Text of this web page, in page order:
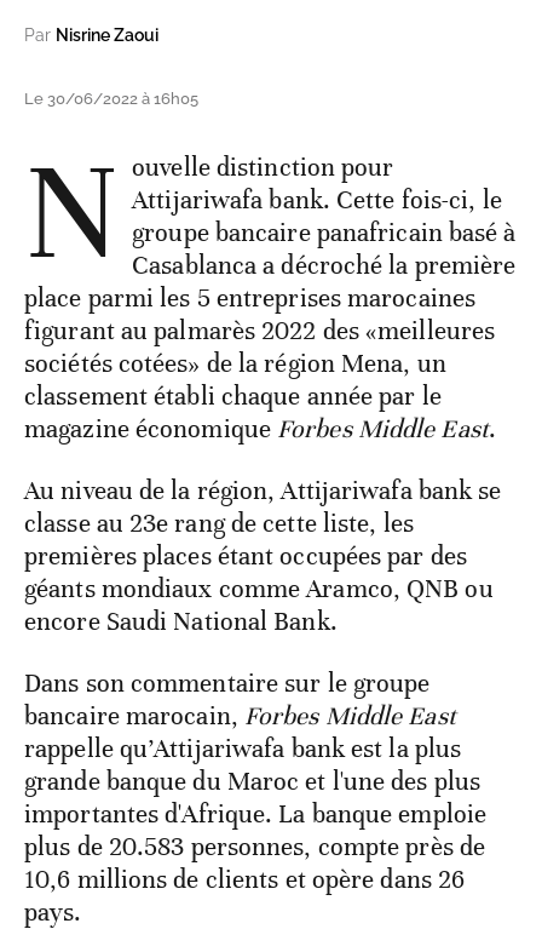
Par Nisrine Zaoui
Le 30/06/2022 à 16h05
N ouvelle distinction pour
Attijariwafa bank. Cette fois-ci, le
groupe bancaire panafricain basé à
Casablanca a décroché la première
place parmi les 5 entreprises marocaines
figurant au palmarès 2022 des «meilleures
sociétés cotées» de la région Mena, un
classement établi chaque année par le
magazine économique Forbes Middle East.
Au niveau de la région, Attijariwafa bank se
classe au 23e rang de cette liste, les
premières places étant occupées par des
géants mondiaux comme Aramco, QNB ou
encore Saudi National Bank.
Dans son commentaire sur le groupe
bancaire marocain, Forbes Middle East
rappelle qu’Attijariwafa bank est la plus
grande banque du Maroc et l'une des plus
importantes d'Afrique. La banque emploie
plus de 20.583 personnes, compte près de
10,6 millions de clients et opère dans 26
pays.